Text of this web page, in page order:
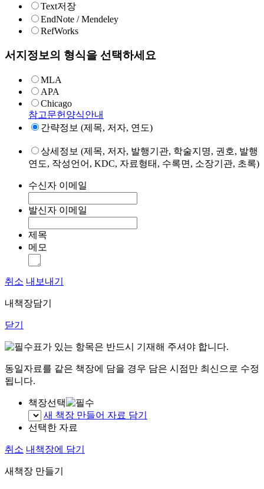
Text저장
EndNote / Mendeley
RefWorks
서지정보의 형식을 선택하세요
MLA
APA
Chicago
참고문헌양식안내
간략정보 (제목, 저자, 연도)
상세정보 (제목, 저자, 발행기관, 학술지명, 권호, 발행
연도, 작성언어, KDC, 자료형태, 수록면, 소장기관, 초록)
수신자 이메일
발신자 이메일
제목
메모
취소 내보내기
내책장담기
닫기
표가 있는 항목은 반드시 기재해 주셔야 합니다.
동일자료를 같은 책장에 담을 경우 담은 시점만 최신으로 수정
됩니다.
책장선택
새 책장 만들어 자료 담기
선택한 자료
취소 내책장에 담기
새책장 만들기